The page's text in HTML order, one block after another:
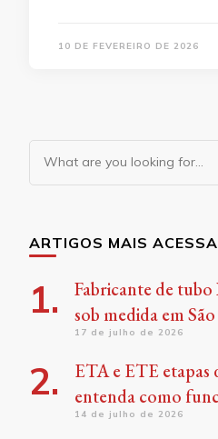
10 DE FEVEREIRO DE 2026
ARTIGOS MAIS
Fabricante de
sob medida em
17 de julho de 2026
ETA e ETE
entenda como
14 de julho de 2026